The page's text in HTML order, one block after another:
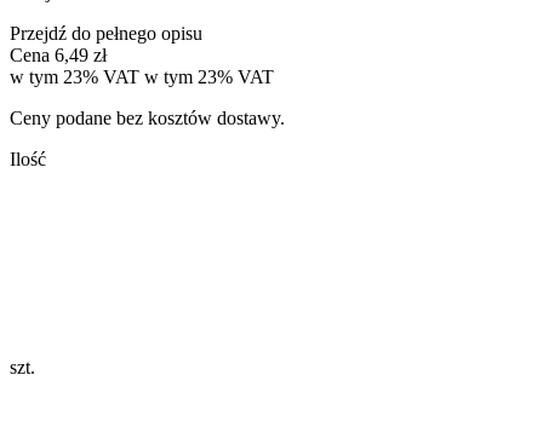
Przejdź do pełnego opisu
Cena 6,49 zł
w tym 23% VAT w tym 23% VAT
Ceny podane bez kosztów dostawy.
Ilość
szt.